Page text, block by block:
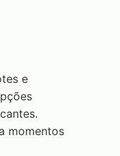
e
momentos